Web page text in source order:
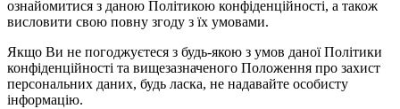
ознайомитися з даною Політикою конфіденційності, а також
висловити свою повну згоду з їх умовами.
Якщо Ви не погоджуєтеся з будь-якою з умов даної Політики
конфіденційності та вищезазначеного Положення про захист
персональних даних, будь ласка, не надавайте особисту
інформацію.